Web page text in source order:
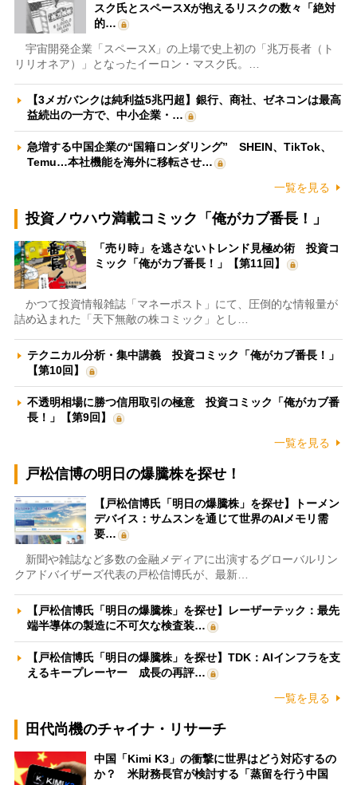
スク氏とスペースXが抱えるリスクの数々「絶対
的…
宇宙開発企業「スペースX」の上場で史上初の「兆万長者（ト
リリオネア）」となったイーロン・マスク氏。…
【3メガバンクは純利益5兆円超】銀行、商社、ゼネコンは最高
益続出の一方で、中小企業・…
急増する中国企業の“国籍ロンダリング” SHEIN、TikTok、
Temu…本社機能を海外に移転させ…
一覧を見る
投資ノウハウ満載コミック「俺がカブ番長！」
「売り時」を逃さないトレンド見極め術 投資コ
ミック「俺がカブ番長！」【第11回】
かつて投資情報雑誌「マネーポスト」にて、圧倒的な情報量が
詰め込まれた「天下無敵の株コミック」とし…
テクニカル分析・集中講義 投資コミック「俺がカブ番長！」
【第10回】
不透明相場に勝つ信用取引の極意 投資コミック「俺がカブ番
長！」【第9回】
一覧を見る
戸松信博の明日の爆騰株を探せ！
【戸松信博氏「明日の爆騰株」を探せ】トーメン
デバイス：サムスンを通じて世界のAIメモリ需
要…
新聞や雑誌など多数の金融メディアに出演するグローバルリン
クアドバイザーズ代表の戸松信博氏が、最新…
【戸松信博氏「明日の爆騰株」を探せ】レーザーテック：最先
端半導体の製造に不可欠な検査装…
【戸松信博氏「明日の爆騰株」を探せ】TDK：AIインフラを支
えるキープレーヤー 成長の再評…
一覧を見る
田代尚機のチャイナ・リサーチ
中国「Kimi K3」の衝撃に世界はどう対応するの
か？ 米財務長官が検討する「蒸留を行う中国